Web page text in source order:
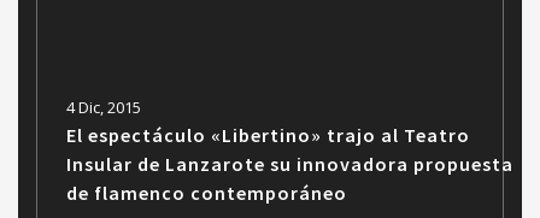
4 Dic, 2015
El espectáculo «Libertino» trajo al Teatro
Insular de Lanzarote su innovadora propuesta
de flamenco contemporáneo